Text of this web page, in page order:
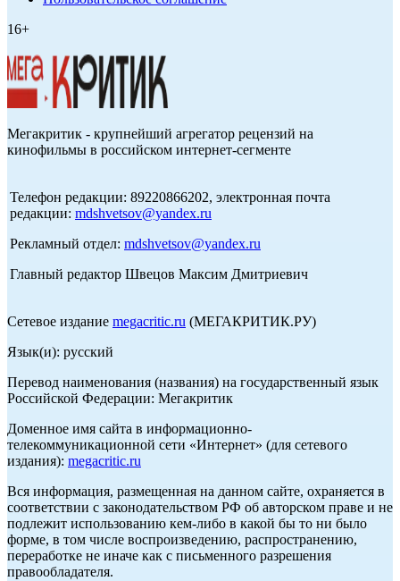
16+
Мегакритик - крупнейший агрегатор рецензий на
кинофильмы в российском интернет-сегменте
Телефон редакции: 89220866202, электронная почта
редакции: mdshvetsov@yandex.ru
Рекламный отдел: mdshvetsov@yandex.ru
Главный редактор Швецов Максим Дмитриевич
Сетевое издание megacritic.ru (МЕГАКРИТИК.РУ)
Язык(и): русский
Перевод наименования (названия) на государственный язык
Российской Федерации: Мегакритик
Доменное имя сайта в информационно-
телекоммуникационной сети «Интернет» (для сетевого
издания): megacritic.ru
Вся информация, размещенная на данном сайте, охраняется в
соответствии с законодательством РФ об авторском праве и не
подлежит использованию кем-либо в какой бы то ни было
форме, в том числе воспроизведению, распространению,
переработке не иначе как с письменного разрешения
правообладателя.